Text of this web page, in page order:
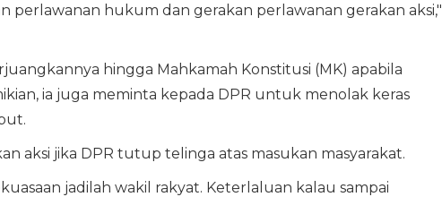
perlawanan hukum dan gerakan perlawanan gerakan aksi,"
hingga Mahkamah Konstitusi (MK) apabila
ia juga meminta kepada DPR untuk menolak keras
aksi jika DPR tutup telinga atas masukan masyarakat.
jadilah wakil rakyat. Keterlaluan kalau sampai